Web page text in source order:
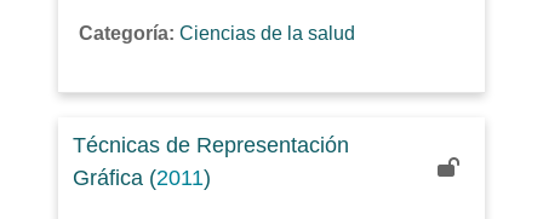
Categoría: Ciencias de la salud
Técnicas de Representación
Gráfica (2011)